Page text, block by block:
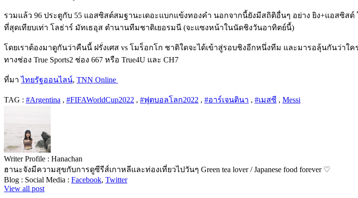
รวมแล้ว 96 ประตูกับ 55 แอสซิสต์สมฐานะเดอะแบกแข้งทองคำ นอกจากนี้ยังมีสถิติอื่นๆ อย่าง ยิง+แอสซิส
ที่สุดเทียบเท่า โลธ่าร์ มัทเธอุส ตำนานทีมชาติเยอรมนี (จะแซงหน้าในนัดชิงวันอาทิตย์นี้)
โดยเราต้องมาดูกันว่าคืนนี้ ฝรั่งเศส vs โมร็อกโก ชาติใดจะได้เข้าสู่รอบชิงอีกหนึ่งทีม และมารอลุ้นกันว่า
ทางช่อง True Sports2 ช่อง 667 หรือ True4U และ CH7
ที่มาไทยรัฐออนไลน์, TNN Online
TAG : #Argentina , #FIFAWorldCup2022 , #ฟุตบอลโลก2022 , #อาร์เจนตินา , #เมสซี , Messi
Writer Profile : Hanachan
ฮานะจังมีความสุขกับการดูซีรีส์เกาหลีและท่องเที่ยวไปวันๆ Green tea lover / Japanese food forever ♡
Blog : Social Media : Facebook, Twitter
View all post